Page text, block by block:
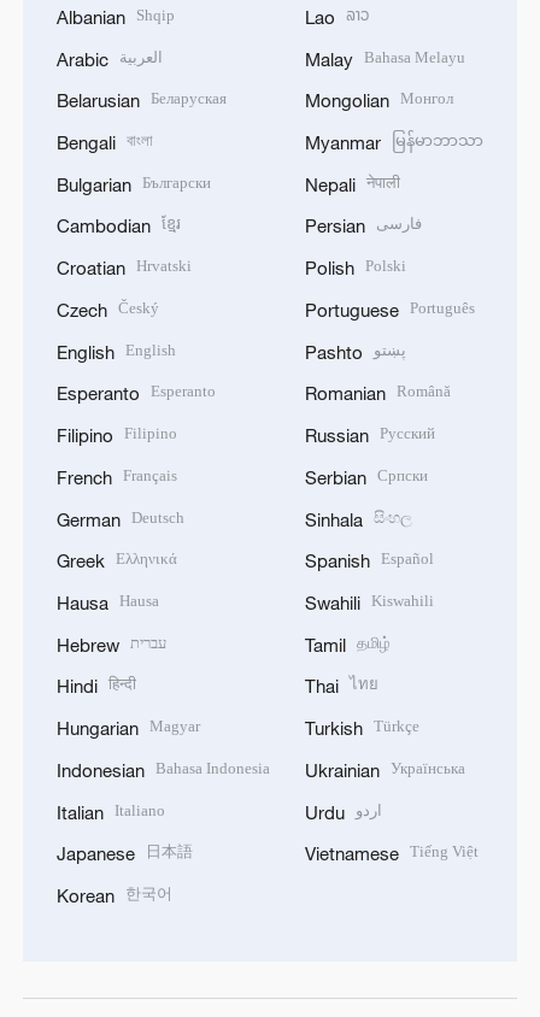
Albanian Shqip
Arabic العربية
Belarusian Беларуская
Bengali বাংলা
Bulgarian Български
Cambodian ខ្មែរ
Croatian Hrvatski
Czech Český
English English
Esperanto Esperanto
Filipino Filipino
French Français
German Deutsch
Greek Ελληνικά
Hausa Hausa
Hebrew עברית
Hindi हिन्दी
Hungarian Magyar
Indonesian Bahasa Indonesia
Italian Italiano
Japanese 日本語
Korean 한국어
Lao ລາວ
Malay Bahasa Melayu
Mongolian Монгол
Myanmar မြန်မာဘာသာ
Nepali नेपाली
Persian فارسی
Polish Polski
Portuguese Português
Pashto پښتو
Romanian Română
Russian Русский
Serbian Српски
Sinhala සිංහල
Spanish Español
Swahili Kiswahili
Tamil தமிழ்
Thai ไทย
Turkish Türkçe
Ukrainian Українська
Urdu اردو
Vietnamese Tiếng Việt